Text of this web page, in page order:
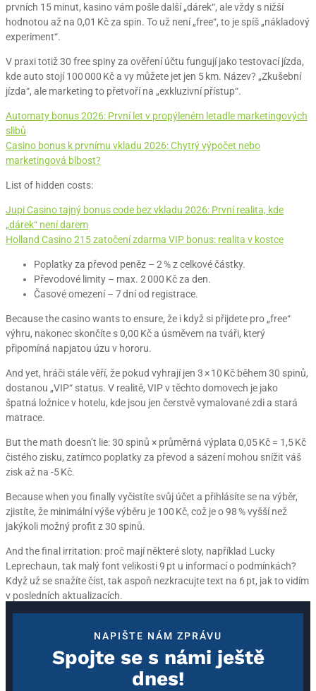
prvních 15 minut, kasino vám pošle další „dárek“, ale vždy s nižší
hodnotou až na 0,01 Kč za spin. To už není „free“, to je spíš „nákladový
experiment“.
V praxi totiž 30 free spiny za ověření účtu fungují jako testovací jízda,
kde auto stojí 100 000 Kč a vy můžete jet jen 5 km. Název? „Zkušební
jízda“, ale marketing to přetvoří na „exkluzivní přístup“.
Automaty bonus 2026: První let v propýleném letadle marketingových
slibů
Casino bonus k prvnímu vkladu 2026: Chytrý výpočet nebo
marketingová blbost?
List of hidden costs:
Jupi Casino tajný bonus code bez vkladu 2026: První realita, kde
„dárek“ není darem
Holland Casino 215 zatočení zdarma VIP bonus: realita v kostce
Poplatky za převod peněz – 2 % z celkové částky.
Převodové limity – max. 2 000 Kč za den.
Časové omezení – 7 dní od registrace.
Because the casino wants to ensure, že i když si přijdete pro „free“
výhru, nakonec skončíte s 0,00 Kč a úsměvem na tváři, který
připomíná napjatou úzu v hororu.
And yet, hráči stále věří, že pokud vyhrají jen 3 × 10 Kč během 30 spinů,
dostanou „VIP“ status. V realitě, VIP v těchto domovech je jako
špatná ložnice v hotelu, kde jsou jen čerstvě vymalované zdi a stará
matrace.
But the math doesn’t lie: 30 spinů × průměrná výplata 0,05 Kč = 1,5 Kč
čistého zisku, zatímco poplatky za převod a sázení mohou snížit váš
zisk až na -5 Kč.
Because when you finally vyčistíte svůj účet a přihlásíte se na výběr,
zjistíte, že minimální výše výběru je 100 Kč, což je o 98 % vyšší než
jakýkoli možný profit z 30 spinů.
And the final irritation: proč mají některé sloty, například Lucky
Leprechaun, tak malý font velikosti 9 pt u informací o podmínkách?
Když už se snažíte číst, tak aspoň nezkracujte text na 6 pt, jak to vidím
v posledních aktualizacích.
NAPIŠTE NÁM ZPRÁVU
Spojte se s námi ještě
dnes!